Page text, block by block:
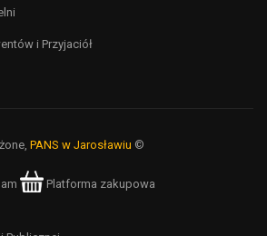
i Przyjaciół
PANS w Jarosławiu ©
Platforma zakupowa